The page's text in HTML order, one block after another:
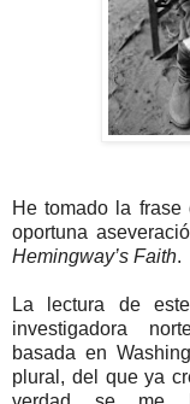
He tomado la
oportuna
Hemingway’s Faith.
La lectura de
investigadora
basada en
plural, del que ya